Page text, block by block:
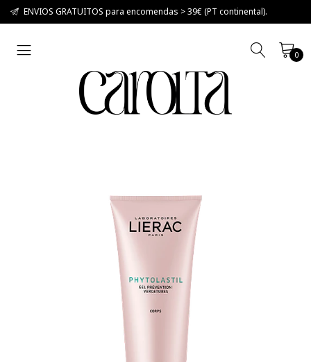
ENVIOS GRATUITOS para encomendas > 39€ (PT continental).
0